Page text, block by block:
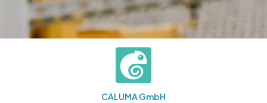
CALUMA GmbH